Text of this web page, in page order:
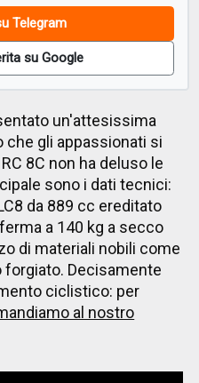
Telegram
su Google
un'attesissima
che gli appassionati si
8C non ha deluso le
sono i dati tecnici:
da 889 cc ereditato
a 140 kg a secco
di materiali nobili come
forgiato. Decisamente
ciclistico: per
al nostro